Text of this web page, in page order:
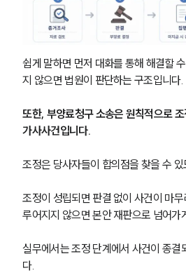
쉽게 말하면 먼저 대화를 통해 해결할
지 않으면 법원이 판단하는 구조입니다.
또한, 부양료청구 소송은 원칙적으로
가사사건입니다.
조정은 당사자들이 합의점을 찾을 수
조정이 성립되면 판결 없이 사건이 마
루어지지 않으면 본안 재판으로 넘어가
실무에서는 조정 단계에서 사건이 종결
다.